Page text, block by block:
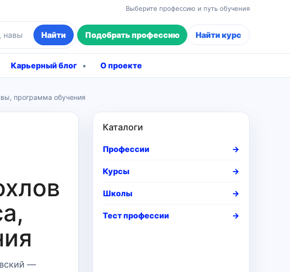
Выберите профессию и путь обучения
Найти Подобрать профессию Найти курс
Карьерный блог О проекте
программа обучения
—
Каталоги
Профессии →
Курсы →
Школы →
Тест профессии →